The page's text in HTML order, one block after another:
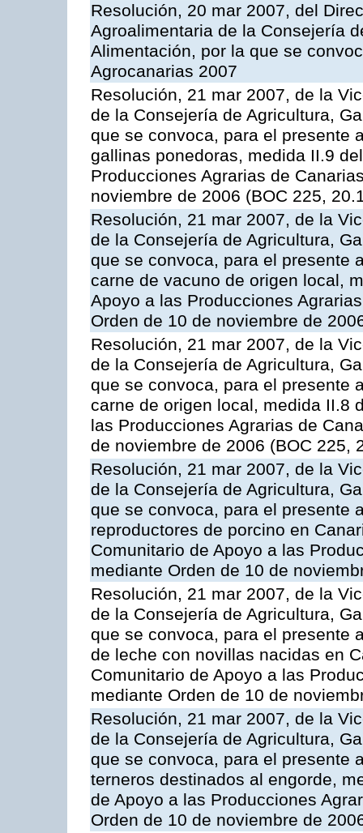
Resolución, 20 mar 2007, del
Agroalimentaria de la Consejería
Alimentación, por la que se
Agrocanarias 2007
Resolución, 21 mar 2007, de la
de la Consejería de Agricultura,
que se convoca, para el presente
gallinas ponedoras, medida II.9
Producciones Agrarias de
noviembre de 2006 (BOC 225,
Resolución, 21 mar 2007, de la
de la Consejería de Agricultura,
que se convoca, para el presente
carne de vacuno de origen local,
Apoyo a las Producciones
Orden de 10 de noviembre de
Resolución, 21 mar 2007, de la
de la Consejería de Agricultura,
que se convoca, para el presente
carne de origen local, medida II.8
las Producciones Agrarias de
de noviembre de 2006 (BOC 225,
Resolución, 21 mar 2007, de la
de la Consejería de Agricultura,
que se convoca, para el presente
reproductores de porcino en
Comunitario de Apoyo a las
mediante Orden de 10 de
Resolución, 21 mar 2007, de la
de la Consejería de Agricultura,
que se convoca, para el presente
de leche con novillas nacidas en
Comunitario de Apoyo a las
mediante Orden de 10 de
Resolución, 21 mar 2007, de la
de la Consejería de Agricultura,
que se convoca, para el presente
terneros destinados al engorde,
de Apoyo a las Producciones
Orden de 10 de noviembre de